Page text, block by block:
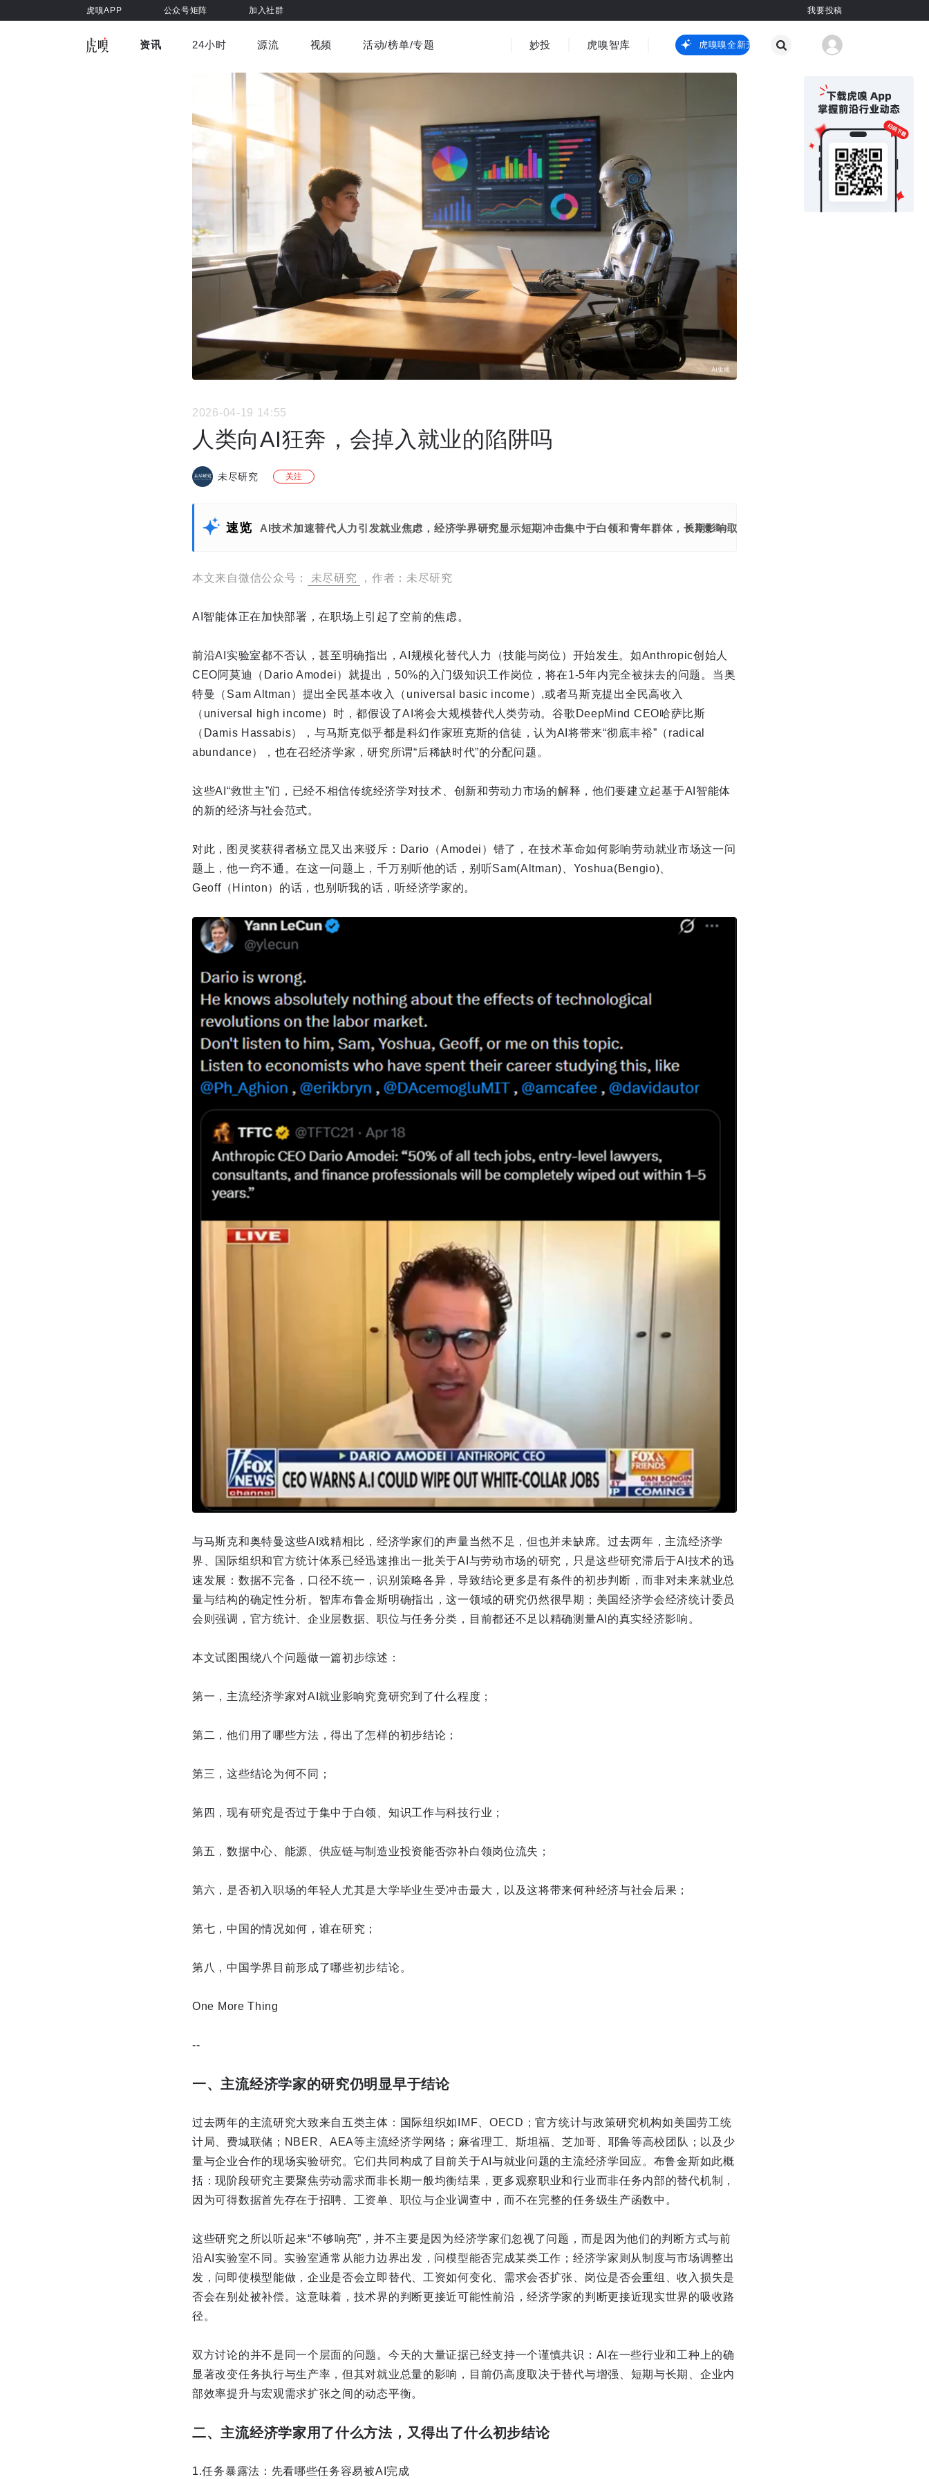
虎嗅APP 公众号矩阵 加入社群 我要投稿
资讯
车与出行 商业消费 社会文化 金融财经 出海
国际热点
书影音
24小时 源流 视频
虎嗅视界 视频精选
活动/榜单/专题 妙投 虎嗅智库 虎嗅嗅全新升级 虎嗅嗅全新升级
2026-04-19 14:55
人类向AI狂奔，会掉入就业的陷阱吗
未尽研究 关注
速览 AI技术加速替代人力引发就业焦虑，经济学界研究显示短期冲击集中于白领和青年群体，长期影响取决于替代与创造的动态平衡，需重构技
展开更多
本文来自微信公众号： 未尽研究 ，作者：未尽研究
AI智能体正在加快部署，在职场上引起了空前的焦虑。
前沿AI实验室都不否认，甚至明确指出，AI规模化替代人力（技能与岗位）开始发生。如Anthropic创始人
CEO阿莫迪（Dario Amodei）就提出，50%的入门级知识工作岗位，将在1-5年内完全被抹去的问题。当奥
特曼（Sam Altman）提出全民基本收入（universal basic income）,或者马斯克提出全民高收入
（universal high income）时，都假设了AI将会大规模替代人类劳动。谷歌DeepMind CEO哈萨比斯
（Damis Hassabis），与马斯克似乎都是科幻作家班克斯的信徒，认为AI将带来“彻底丰裕”（radical
abundance），也在召经济学家，研究所谓“后稀缺时代”的分配问题。
这些AI“救世主”们，已经不相信传统经济学对技术、创新和劳动力市场的解释，他们要建立起基于AI智能体
的新的经济与社会范式。
对此，图灵奖获得者杨立昆又出来驳斥：Dario（Amodei）错了，在技术革命如何影响劳动就业市场这一问
题上，他一窍不通。在这一问题上，千万别听他的话，别听Sam(Altman)、Yoshua(Bengio)、
Geoff（Hinton）的话，也别听我的话，听经济学家的。
与马斯克和奥特曼这些AI戏精相比，经济学家们的声量当然不足，但也并未缺席。过去两年，主流经济学
界、国际组织和官方统计体系已经迅速推出一批关于AI与劳动市场的研究，只是这些研究滞后于AI技术的迅
速发展：数据不完备，口径不统一，识别策略各异，导致结论更多是有条件的初步判断，而非对未来就业总
量与结构的确定性分析。智库布鲁金斯明确指出，这一领域的研究仍然很早期；美国经济学会经济统计委员
会则强调，官方统计、企业层数据、职位与任务分类，目前都还不足以精确测量AI的真实经济影响。
本文试图围绕八个问题做一篇初步综述：
第一，主流经济学家对AI就业影响究竟研究到了什么程度；
第二，他们用了哪些方法，得出了怎样的初步结论；
第三，这些结论为何不同；
第四，现有研究是否过于集中于白领、知识工作与科技行业；
第五，数据中心、能源、供应链与制造业投资能否弥补白领岗位流失；
第六，是否初入职场的年轻人尤其是大学毕业生受冲击最大，以及这将带来何种经济与社会后果；
第七，中国的情况如何，谁在研究；
第八，中国学界目前形成了哪些初步结论。
One More Thing
--
一、主流经济学家的研究仍明显早于结论
过去两年的主流研究大致来自五类主体：国际组织如IMF、OECD；官方统计与政策研究机构如美国劳工统
计局、费城联储；NBER、AEA等主流经济学网络；麻省理工、斯坦福、芝加哥、耶鲁等高校团队；以及少
量与企业合作的现场实验研究。它们共同构成了目前关于AI与就业问题的主流经济学回应。布鲁金斯如此概
括：现阶段研究主要聚焦劳动需求而非长期一般均衡结果，更多观察职业和行业而非任务内部的替代机制，
因为可得数据首先存在于招聘、工资单、职位与企业调查中，而不在完整的任务级生产函数中。
这些研究之所以听起来“不够响亮”，并不主要是因为经济学家们忽视了问题，而是因为他们的判断方式与前
沿AI实验室不同。实验室通常从能力边界出发，问模型能否完成某类工作；经济学家则从制度与市场调整出
发，问即使模型能做，企业是否会立即替代、工资如何变化、需求会否扩张、岗位是否会重组、收入损失是
否会在别处被补偿。这意味着，技术界的判断更接近可能性前沿，经济学家的判断更接近现实世界的吸收路
径。
双方讨论的并不是同一个层面的问题。今天的大量证据已经支持一个谨慎共识：AI在一些行业和工种上的确
显著改变任务执行与生产率，但其对就业总量的影响，目前仍高度取决于替代与增强、短期与长期、企业内
部效率提升与宏观需求扩张之间的动态平衡。
二、主流经济学家用了什么方法，又得出了什么初步结论
1.任务暴露法：先看哪些任务容易被AI完成